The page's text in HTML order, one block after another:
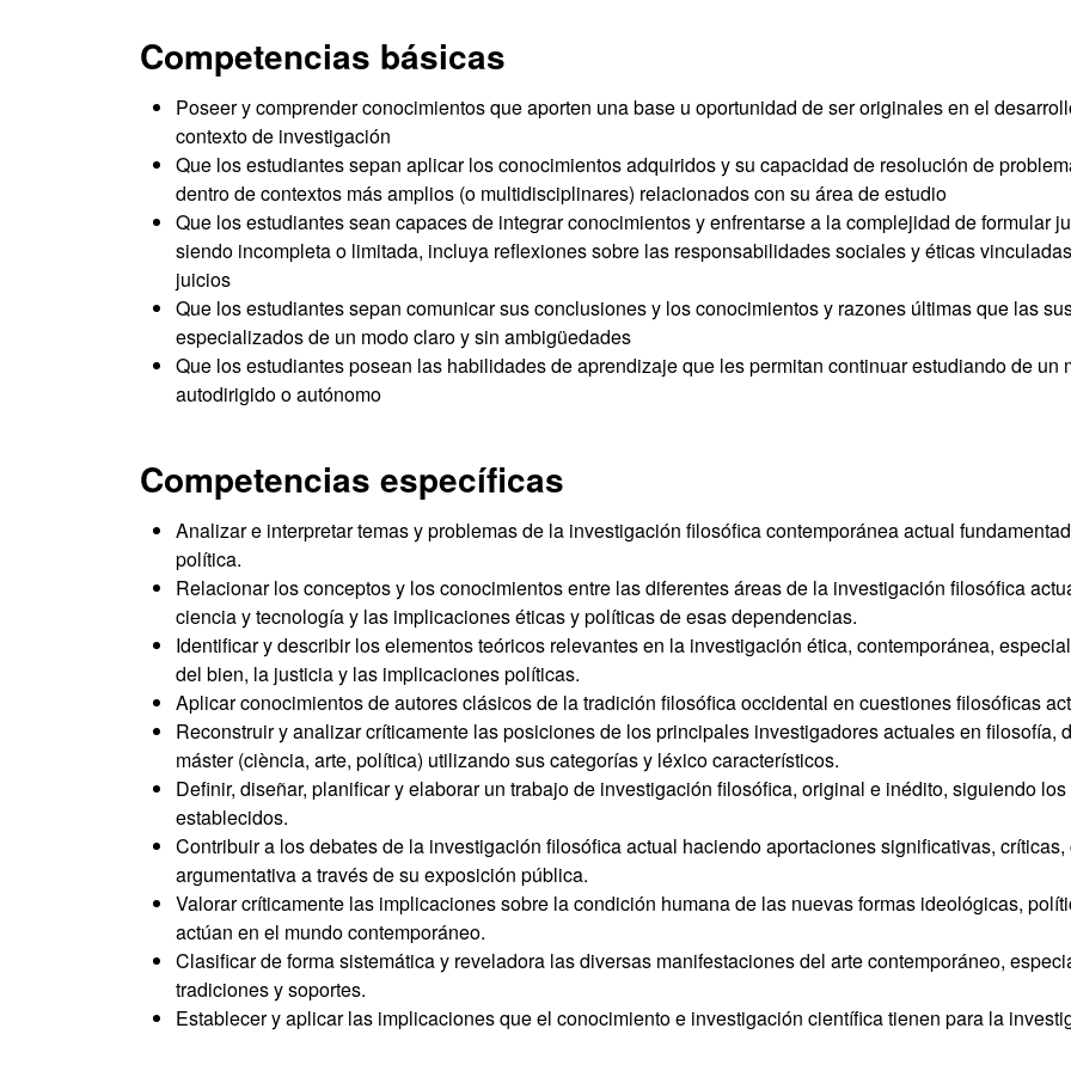
Competencias básicas
Poseer y comprender conocimientos que aporten una base u oportunidad de ser originales en el
contexto de investigación
Que los estudiantes sepan aplicar los conocimientos adquiridos y su capacidad de resolución de
dentro de contextos más amplios (o multidisciplinares) relacionados con su área de estudio
Que los estudiantes sean capaces de integrar conocimientos y enfrentarse a la complejidad de formular
siendo incompleta o limitada, incluya reflexiones sobre las responsabilidades sociales y éticas
juicios
Que los estudiantes sepan comunicar sus conclusiones y los conocimientos y razones últimas que las
especializados de un modo claro y sin ambigüedades
Que los estudiantes posean las habilidades de aprendizaje que les permitan continuar estudiando de un
autodirigido o autónomo
Competencias específicas
Analizar e interpretar temas y problemas de la investigación filosófica contemporánea actual
política.
Relacionar los conceptos y los conocimientos entre las diferentes áreas de la investigación filosófica
ciencia y tecnología y las implicaciones éticas y políticas de esas dependencias.
Identificar y describir los elementos teóricos relevantes en la investigación ética, contemporánea,
del bien, la justicia y las implicaciones políticas.
Aplicar conocimientos de autores clásicos de la tradición filosófica occidental en cuestiones filosóficas
Reconstruir y analizar críticamente las posiciones de los principales investigadores actuales en filosofía,
máster (ciència, arte, política) utilizando sus categorías y léxico característicos.
Definir, diseñar, planificar y elaborar un trabajo de investigación filosófica, original e inédito, siguiendo
establecidos.
Contribuir a los debates de la investigación filosófica actual haciendo aportaciones significativas,
argumentativa a través de su exposición pública.
Valorar críticamente las implicaciones sobre la condición humana de las nuevas formas ideológicas,
actúan en el mundo contemporáneo.
Clasificar de forma sistemática y reveladora las diversas manifestaciones del arte contemporáneo,
tradiciones y soportes.
Establecer y aplicar las implicaciones que el conocimiento e investigación científica tienen para la